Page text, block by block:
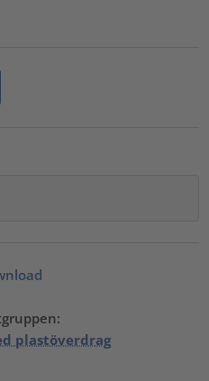
plastöverdrag